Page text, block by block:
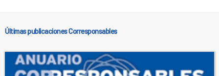
Últimas publicaciones Corresponsables